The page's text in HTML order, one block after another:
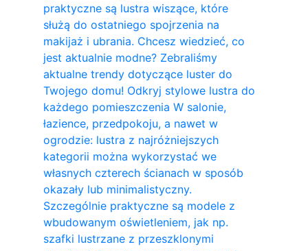
praktyczne są lustra wiszące, które
służą do ostatniego spojrzenia na
makijaż i ubrania. Chcesz wiedzieć, co
jest aktualnie modne? Zebraliśmy
aktualne trendy dotyczące luster do
Twojego domu! Odkryj stylowe lustra do
każdego pomieszczenia W salonie,
łazience, przedpokoju, a nawet w
ogrodzie: lustra z najróżniejszych
kategorii można wykorzystać we
własnych czterech ścianach w sposób
okazały lub minimalistyczny.
Szczególnie praktyczne są modele z
wbudowanym oświetleniem, jak np.
szafki lustrzane z przeszklonymi